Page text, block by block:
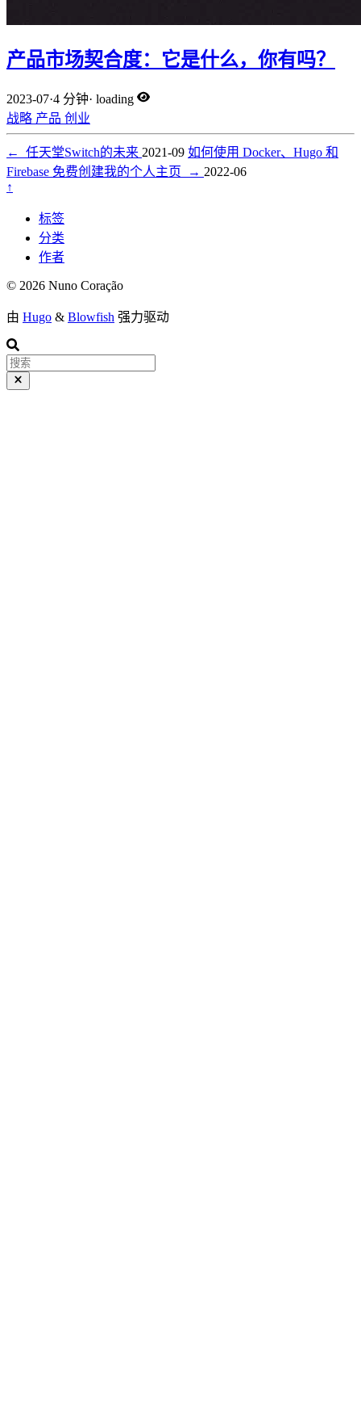
产品市场契合度：它是什么，你有吗？
2023-07·4 分钟· loading
战略 产品 创业
← 任天堂Switch的未来 2021-09 如何使用 Docker、Hugo 和
Firebase 免费创建我的个人主页
→ 2022-06
↑
标签
分类
作者
© 2026 Nuno Coração
由 Hugo & Blowfish 强力驱动